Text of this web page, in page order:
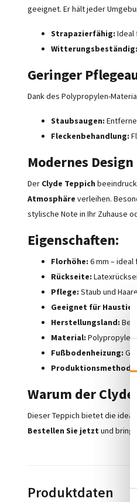
geeignet. Er hält jeder
Strapazierfähig: Ideal
Witterungsbeständig:
Geringer
Dank des Polypropylen-
Staubsaugen:
Fleckenbehandlung:
Modernes Design
Der Clyde Teppich
Atmosphäre verleihen.
stylische Note in Ihr Zuhause
Eigenschaften:
Florhöhe: 6 mm –
Rückseite:
Pflege: Staub und
Geeignet für Haustiere:
Herstellungsland:
Material: Polypropylen
Fußbodenheizung:
Warum der
Dieser Teppich bietet die
Bestellen Sie jetzt und
Produktdaten